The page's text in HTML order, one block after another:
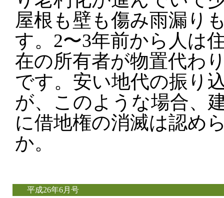
屋根も壁も傷み雨漏り
す。2〜3年前から人は
在の所有者が物置代わ
です。安い地代の振り
が、このような場合、
に借地権の消滅は認め
か。
平成26年6月号